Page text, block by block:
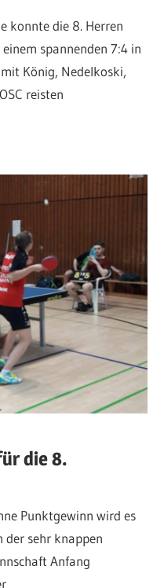
konnte die 8. Herren
spannenden 7:4 in
König, Nedelkoski,
reisten
die 8.
Punktgewinn wird es
der sehr knappen
Anfang